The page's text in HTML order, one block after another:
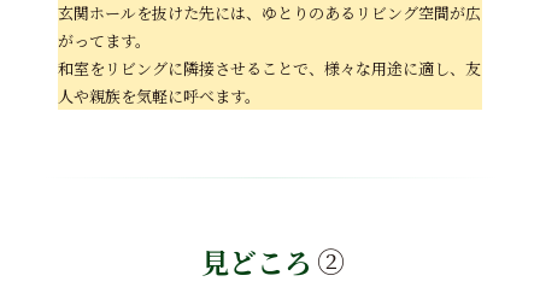
玄関ホールを抜けた先には、ゆとりのあるリビング空間が広
がってます。
和室をリビングに隣接させることで、様々な用途に適し、友
人や親族を気軽に呼べます。
見どころ ②